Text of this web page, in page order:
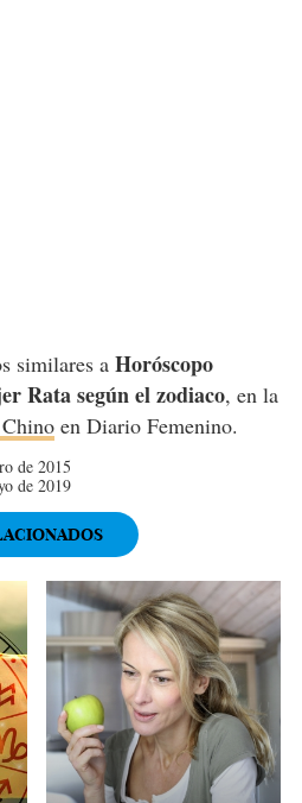
similares a Horóscopo
Rata según el zodiaco, en la
en Diario Femenino.
de 2015
de 2019